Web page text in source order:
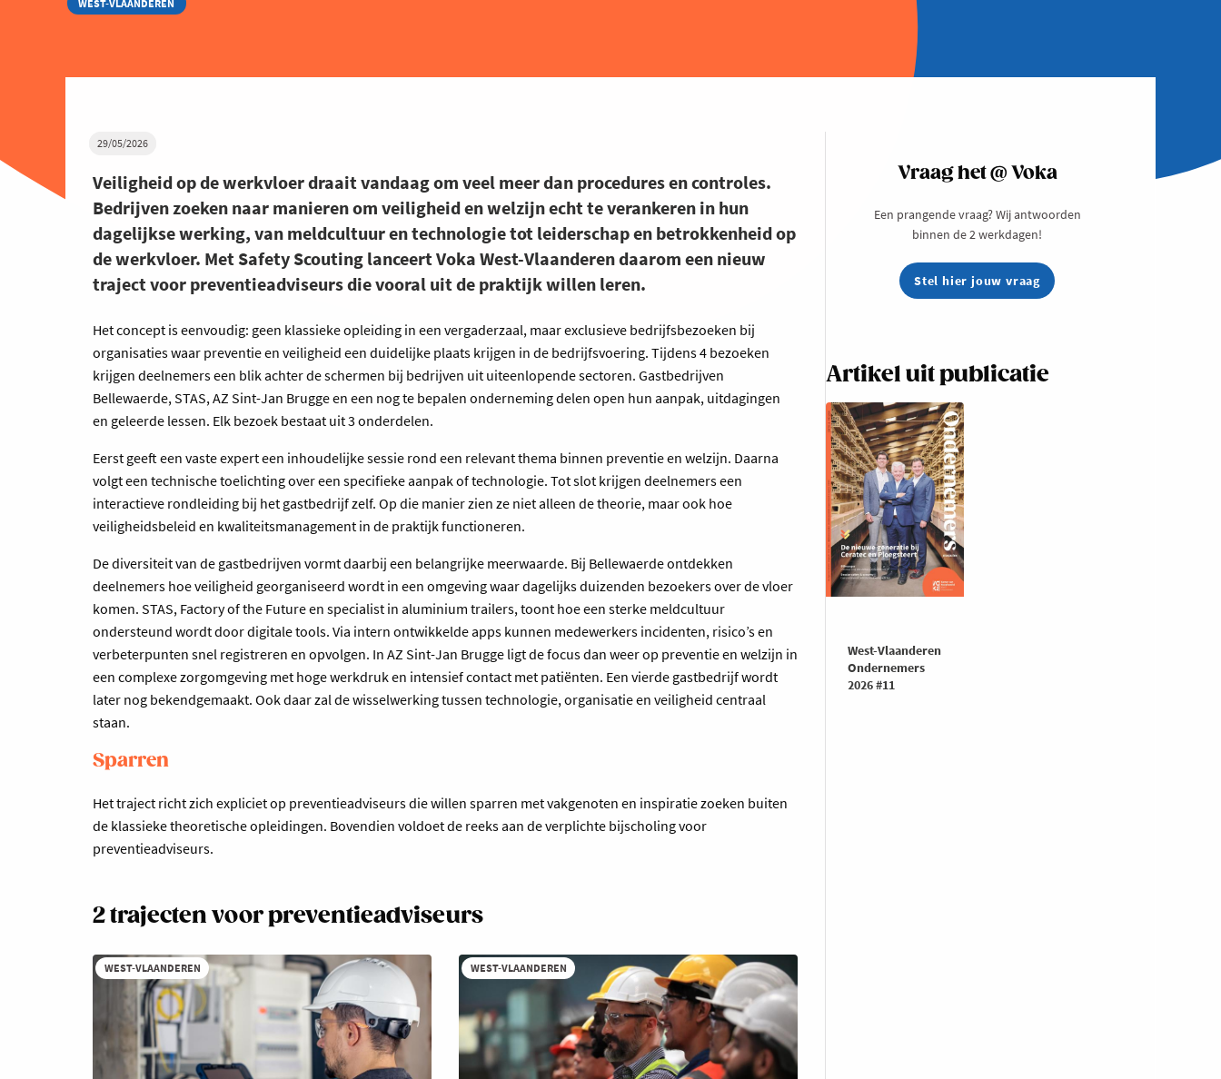
WEST-VLAANDEREN
29/05/2026
Veiligheid op de werkvloer draait vandaag om veel meer dan procedures en controles.
Bedrijven zoeken naar manieren om veiligheid en welzijn echt te verankeren in hun
dagelijkse werking, van meldcultuur en technologie tot leiderschap en betrokkenheid op
de werkvloer. Met Safety Scouting lanceert Voka West-Vlaanderen daarom een nieuw
traject voor preventieadviseurs die vooral uit de praktijk willen leren.
Het concept is eenvoudig: geen klassieke opleiding in een vergaderzaal, maar exclusieve bedrijfsbezoeken bij
organisaties waar preventie en veiligheid een duidelijke plaats krijgen in de bedrijfsvoering. Tijdens 4 bezoeken
krijgen deelnemers een blik achter de schermen bij bedrijven uit uiteenlopende sectoren. Gastbedrijven
Bellewaerde, STAS, AZ Sint-Jan Brugge en een nog te bepalen onderneming delen open hun aanpak, uitdagingen
en geleerde lessen. Elk bezoek bestaat uit 3 onderdelen.
Eerst geeft een vaste expert een inhoudelijke sessie rond een relevant thema binnen preventie en welzijn. Daarna
volgt een technische toelichting over een specifieke aanpak of technologie. Tot slot krijgen deelnemers een
interactieve rondleiding bij het gastbedrijf zelf. Op die manier zien ze niet alleen de theorie, maar ook hoe
veiligheidsbeleid en kwaliteitsmanagement in de praktijk functioneren.
De diversiteit van de gastbedrijven vormt daarbij een belangrijke meerwaarde. Bij Bellewaerde ontdekken
deelnemers hoe veiligheid georganiseerd wordt in een omgeving waar dagelijks duizenden bezoekers over de vloer
komen. STAS, Factory of the Future en specialist in aluminium trailers, toont hoe een sterke meldcultuur
ondersteund wordt door digitale tools. Via intern ontwikkelde apps kunnen medewerkers incidenten, risico’s en
verbeterpunten snel registreren en opvolgen. In AZ Sint-Jan Brugge ligt de focus dan weer op preventie en welzijn in
een complexe zorgomgeving met hoge werkdruk en intensief contact met patiënten. Een vierde gastbedrijf wordt
later nog bekendgemaakt. Ook daar zal de wisselwerking tussen technologie, organisatie en veiligheid centraal
staan.
Sparren
Het traject richt zich expliciet op preventieadviseurs die willen sparren met vakgenoten en inspiratie zoeken buiten
de klassieke theoretische opleidingen. Bovendien voldoet de reeks aan de verplichte bijscholing voor
preventieadviseurs.
2 trajecten voor preventieadviseurs
WEST-VLAANDEREN WEST-VLAANDEREN
Vraag het @ Voka
Een prangende vraag? Wij antwoorden
binnen de 2 werkdagen!
Stel hier jouw vraag
Artikel uit publicatie
West-Vlaanderen
Ondernemers
2026 #11